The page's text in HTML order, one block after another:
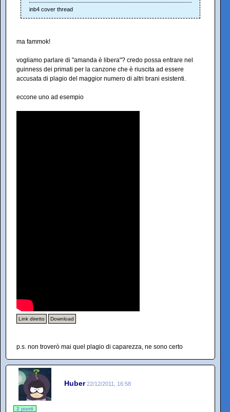
inb4 cover thread
ma fammok!
vogliamo parlare di "amanda è libera"? credo possa entrare nel
guinness dei primati per la canzone che è riuscita ad essere
accusata di plagio del maggior numero di altri brani esistenti.
eccone uno ad esempio
Link diretto Download
p.s. non troverò mai quel plagio di caparezza, ne sono certo
Huber 22/12/2011, 16:58
2 punti